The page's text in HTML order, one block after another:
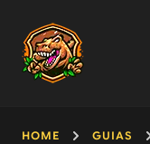
HOME GUIAS